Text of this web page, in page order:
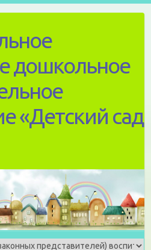
дошкольное
«Детский сад